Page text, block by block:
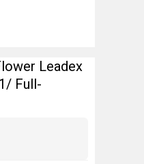
Leadex
Full-